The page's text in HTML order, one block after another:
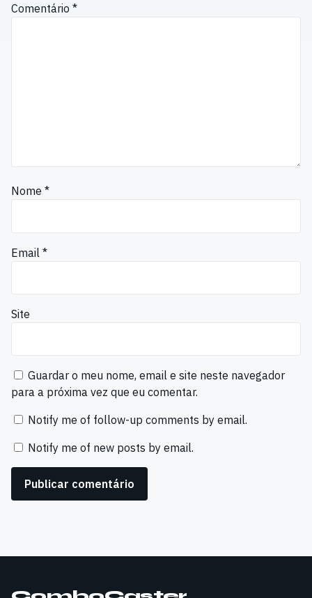
Comentário *
Nome *
Email *
Site
Guardar o meu nome, email e site neste navegador
para a próxima vez que eu comentar.
Notify me of follow-up comments by email.
Notify me of new posts by email.